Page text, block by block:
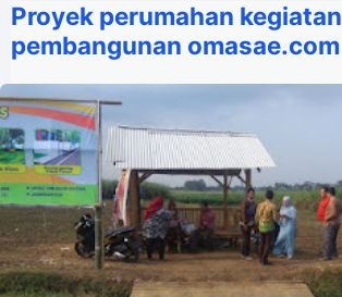
Proyek perumahan kegiatan
pembangunan omasae.com